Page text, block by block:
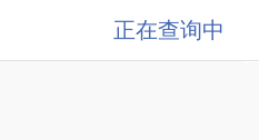
正在查询中